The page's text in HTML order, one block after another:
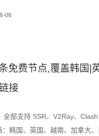
下
06
免费节点,覆盖韩国|
接
全部支持 SSR、V2Ray、
韩国、英国、越南、加拿大